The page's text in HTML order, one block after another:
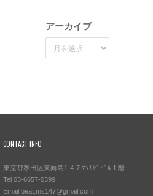
アーカイブ
CONTACT INFO
東京都墨田区東向島1-4-7 ﾏﾂｶｾﾞﾋﾞﾙ１階
Tel 03-6657-0399
Email beat.ms147@gmail.com